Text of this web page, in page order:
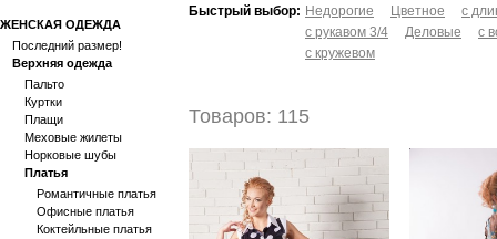
ЖЕНСКАЯ ОДЕЖДА
Последний размер!
Верхняя одежда
Пальто
Куртки
Плащи
Меховые жилеты
Норковые шубы
Платья
Романтичные платья
Офисные платья
Коктейльные платья
Быстрый выбор: Недорогие Цветное
с
с рукавом 3/4
Деловые
с
с кружевом
Товаров: 115